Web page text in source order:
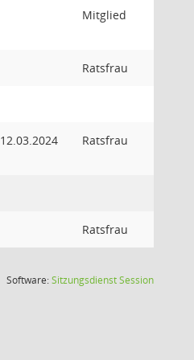
Mitglied
Ratsfrau
12.03.2024 Ratsfrau
Ratsfrau
Software:SitzungsdienstSession(Wird in